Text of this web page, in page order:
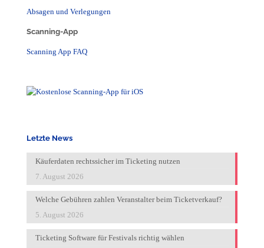
Absagen und Verlegungen
Scanning-App
Scanning App FAQ
Letzte News
Käuferdaten rechtssicher im Ticketing nutzen
7. August 2026
Welche Gebühren zahlen Veranstalter beim Ticketverkauf?
5. August 2026
Ticketing Software für Festivals richtig wählen